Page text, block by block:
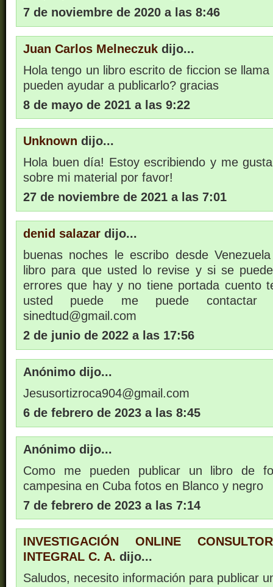
7 de noviembre de 2020 a las 8:46
Juan Carlos Melneczuk dijo...
Hola tengo un libro escrito de ficcion se
pueden ayudar a publicarlo? gracias
8 de mayo de 2021 a las 9:22
Unknown dijo...
Hola buen día! Estoy escribiendo y me
sobre mi material por favor!
27 de noviembre de 2021 a las 7:01
denid salazar dijo...
buenas noches le escribo desde
libro para que usted lo revise y si se
errores que hay y no tiene portada cuento
usted puede me puede
sinedtud@gmail.com
2 de junio de 2022 a las 17:56
Anónimo dijo...
Jesusortizroca904@gmail.com
6 de febrero de 2023 a las 8:45
Anónimo dijo...
Como me pueden publicar un libro de
campesina en Cuba fotos en Blanco y negro
7 de febrero de 2023 a las 7:14
INVESTIGACIÓN ONLINE
INTEGRAL C. A. dijo...
Saludos, necesito información para publicar